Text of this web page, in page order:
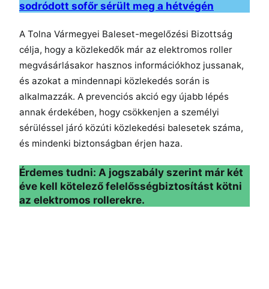
sodródott sofőr sérült meg a hétvégén
A Tolna Vármegyei Baleset-megelőzési Bizottság
célja, hogy a közlekedők már az elektromos roller
megvásárlásakor hasznos információkhoz jussanak,
és azokat a mindennapi közlekedés során is
alkalmazzák. A prevenciós akció egy újabb lépés
annak érdekében, hogy csökkenjen a személyi
sérüléssel járó közúti közlekedési balesetek száma,
és mindenki biztonságban érjen haza.
Érdemes tudni: A jogszabály szerint már két
éve kell kötelező felelősségbiztosítást kötni
az elektromos rollerekre.